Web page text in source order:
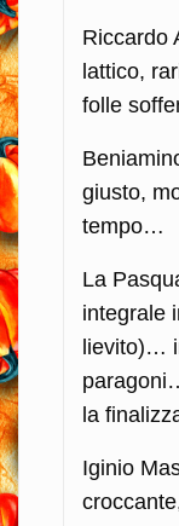
Riccardo
lattico,
folle
giusto,
tempo…
La
integrale
lievito)…
la
Iginio